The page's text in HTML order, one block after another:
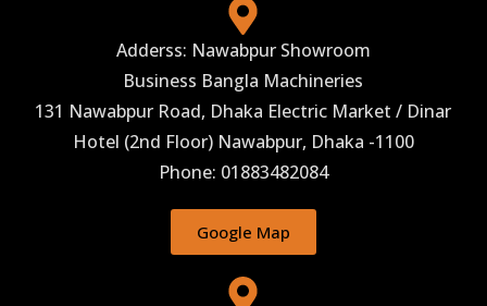
Adderss: Nawabpur Showroom
Business Bangla Machineries
131 Nawabpur Road, Dhaka Electric Market / Dinar
Hotel (2nd Floor) Nawabpur, Dhaka -1100
Phone: 01883482084
Google Map